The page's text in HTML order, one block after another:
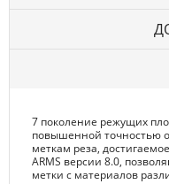
7 поколение режущих
повышенной точностью
меткам реза,
ARMS версии 8.0,
метки с материалов